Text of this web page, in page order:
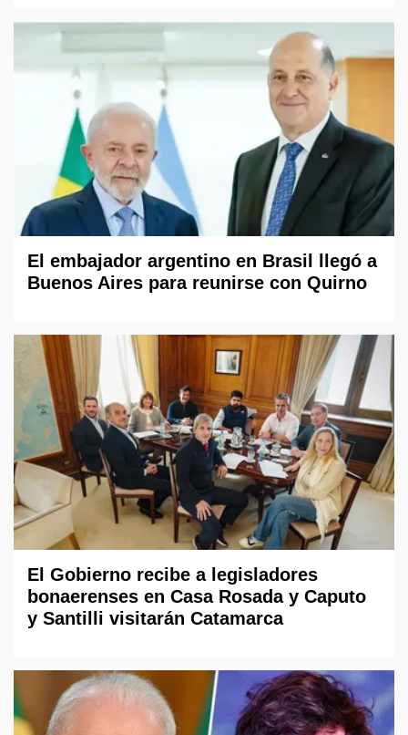
El embajador argentino en Brasil llegó a
Buenos Aires para reunirse con Quirno
El Gobierno recibe a legisladores
bonaerenses en Casa Rosada y Caputo
y Santilli visitarán Catamarca